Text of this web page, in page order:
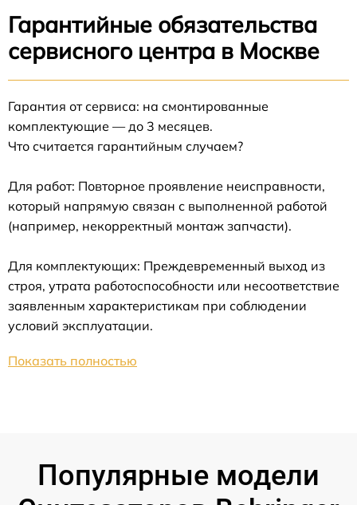
Гарантийные обязательства
сервисного центра в Москве
Гарантия от сервиса: на смонтированные
комплектующие — до 3 месяцев.
Что считается гарантийным случаем?
Для работ: Повторное проявление неисправности,
который напрямую связан с выполненной работой
(например, некорректный монтаж запчасти).
Для комплектующих: Преждевременный выход из
строя, утрата работоспособности или несоответствие
заявленным характеристикам при соблюдении
условий эксплуатации.
Показать полностью
Популярные модели